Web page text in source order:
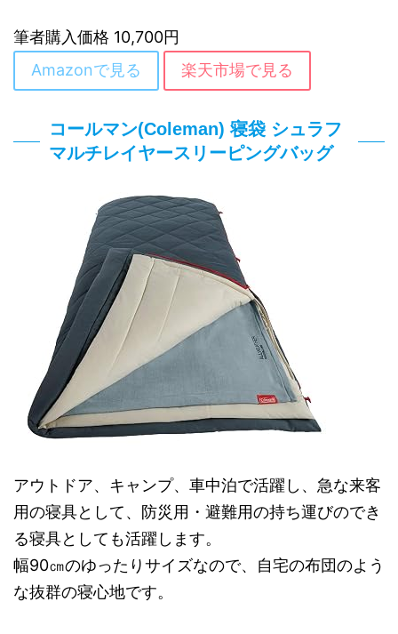
筆者購入価格 10,700円
Amazonで見る
楽天市場で見る
コールマン(Coleman) 寝袋 シュラフ
マルチレイヤースリーピングバッグ
アウトドア、キャンプ、車中泊で活躍し、急な来客
用の寝具として、防災用・避難用の持ち運びのでき
る寝具としても活躍します。
幅90㎝のゆったりサイズなので、自宅の布団のよう
な抜群の寝心地です。